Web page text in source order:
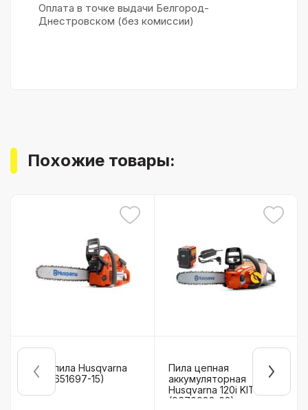
Оплата в точке выдачи Белгород-
Днестровском (без комиссии)
Похожие товары:
Бензопила Husqvarna
353 (9651697-15)
Пила цепная
аккумуляторная
Husqvarna 120i KIT
(9670982-02)